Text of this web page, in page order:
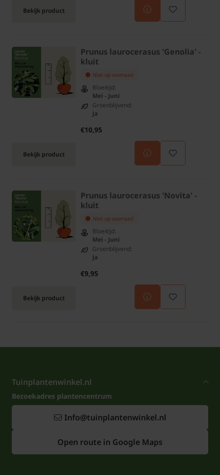
Bekijk product
Bekijk product
Prunus laurocerasus 'Genolia' -
kluit
Niet op voorraad
Bloeitijd:
Mei - Juni
Groenblijvend:
Ja
€10,95
Bekijk product
Prunus laurocerasus 'Novita' -
kluit
Niet op voorraad
Bloeitijd:
Mei - Juni
Groenblijvend:
Ja
€9,95
Tuinplantenwinkel.nl
Bezoekadres plantencentrum
Info@tuinplantenwinkel.nl
Open route in Google Maps